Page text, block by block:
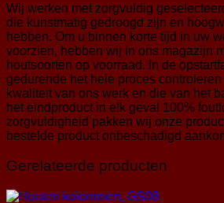
Wij werken met zorgvuldig
die kunstmatig gedroogd zijn en
hebben. Om u binnen korte tijd in uw
voorzien, hebben wij in ons magazijn
houtsoorten op voorraad. In de
gedurende het hele proces
kwaliteit van ons werk en die van het
het eindproduct in elk geval 100%
zorgvuldigheid pakken wij onze
bestelde product onbeschadigd
Gerelateerde producten